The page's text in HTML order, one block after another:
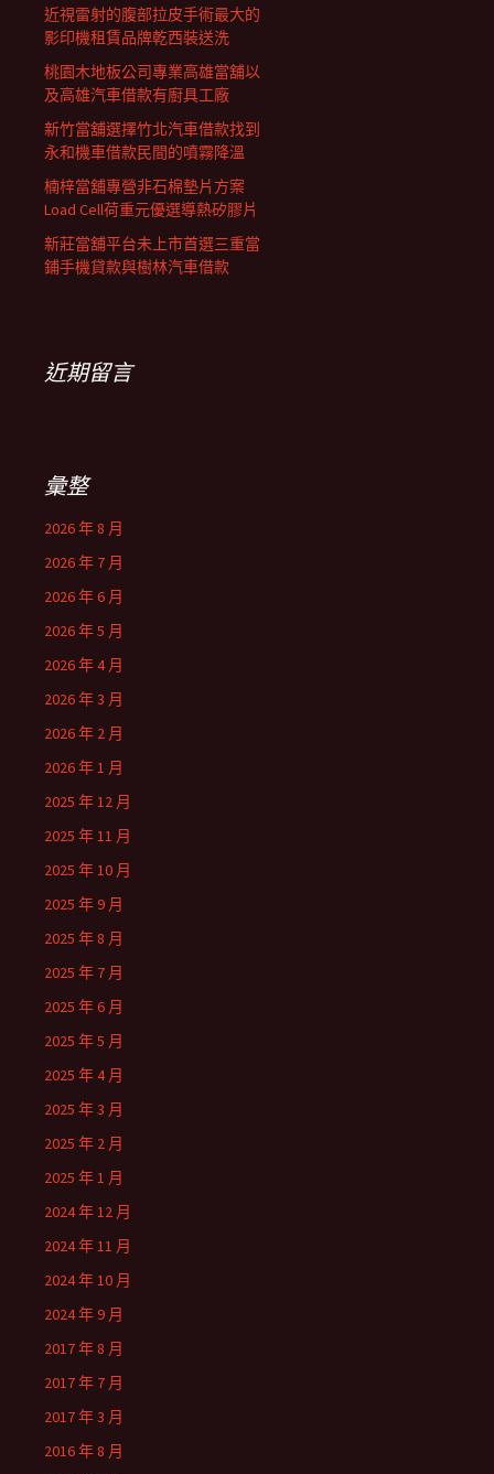
近視雷射的腹部拉皮手術最大的
影印機租賃品牌乾西裝送洗
桃園木地板公司專業高雄當舖以
及高雄汽車借款有廚具工廠
新竹當舖選擇竹北汽車借款找到
永和機車借款民間的噴霧降溫
楠梓當舖專營非石棉墊片方案
Load Cell荷重元優選導熱矽膠片
新莊當舖平台未上市首選三重當
鋪手機貸款與樹林汽車借款
近期留言
彙整
2026 年 8 月
2026 年 7 月
2026 年 6 月
2026 年 5 月
2026 年 4 月
2026 年 3 月
2026 年 2 月
2026 年 1 月
2025 年 12 月
2025 年 11 月
2025 年 10 月
2025 年 9 月
2025 年 8 月
2025 年 7 月
2025 年 6 月
2025 年 5 月
2025 年 4 月
2025 年 3 月
2025 年 2 月
2025 年 1 月
2024 年 12 月
2024 年 11 月
2024 年 10 月
2024 年 9 月
2017 年 8 月
2017 年 7 月
2017 年 3 月
2016 年 8 月